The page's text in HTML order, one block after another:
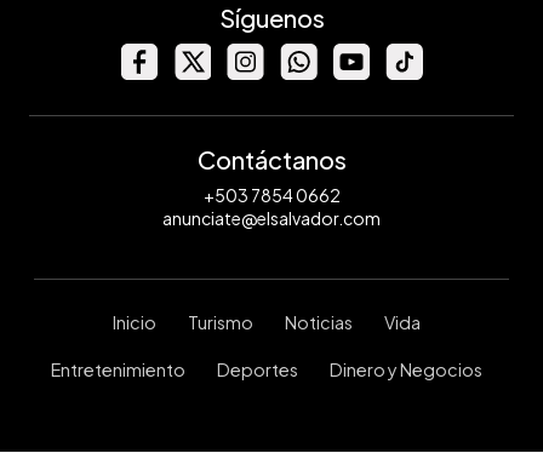
Síguenos
Contáctanos
+503 7854 0662
anunciate@elsalvador.com
Inicio Turismo Noticias Vida
Entretenimiento Deportes Dinero y Negocios